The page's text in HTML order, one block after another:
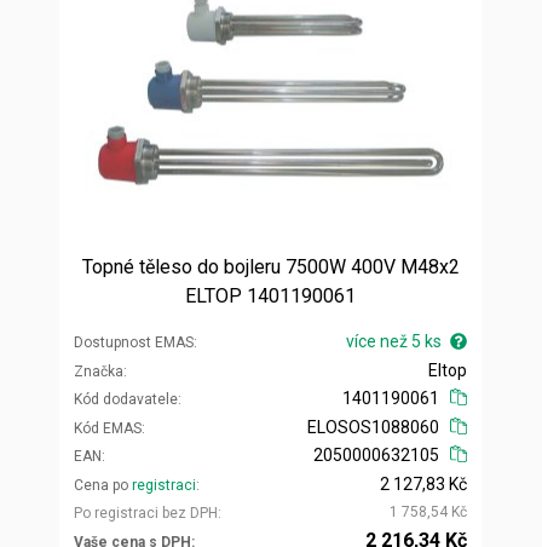
Topné těleso do bojleru 7500W 400V M48x2
ELTOP 1401190061
Dostupnost EMAS více než 5 ks
Značka
Kód dodavatele
Eltop
1401190061
Kód EMAS
EAN
ELOSOS1088060
2050000632105
Cena po registraci
Po registraci bez DPH
2 127,83 Kč
1 758,54 Kč
Vaše cena s DPH
2 216,34 Kč